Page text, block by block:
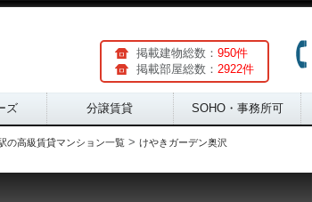
掲載建物総数： 950件
掲載部屋総数： 2922件
ズ 分譲賃貸 SOHO・事務所可
の高級賃貸マンション一覧 > けやきガーデン奥沢